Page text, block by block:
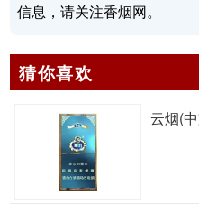
信息，请关注香烟网。
猜你喜欢
云烟(